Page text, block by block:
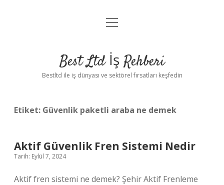
Anasayfa
Yasal Uyarı
menüyü
Best Ltd İş Rehberi
Bestltd ile iş dünyası ve sektörel fırsatları keşfedin
Etiket: Güvenlik paketli araba ne demek
Aktif Güvenlik Fren Sistemi Nedir
Tarih: Eylül 7, 2024
Aktif fren sistemi ne demek? Şehir Aktif Frenleme